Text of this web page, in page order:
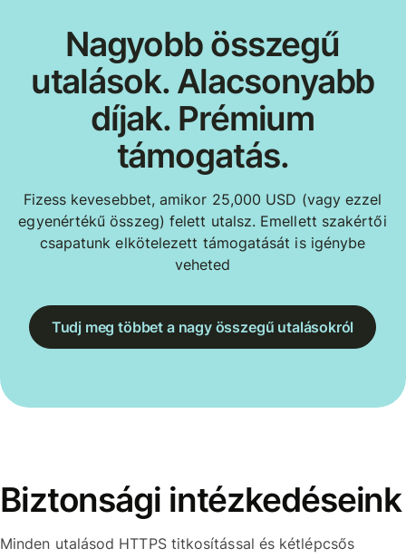
Nagyobb összegű
utalások. Alacsonyabb
díjak. Prémium
támogatás.
Fizess kevesebbet, amikor 25,000 USD (vagy ezzel
egyenértékű összeg) felett utalsz. Emellett szakértői
csapatunk elkötelezett támogatását is igénybe
veheted
Tudj meg többet a nagy összegű utalásokról
Biztonsági intézkedéseink
Minden utalásod HTTPS titkosítással és kétlépcsős